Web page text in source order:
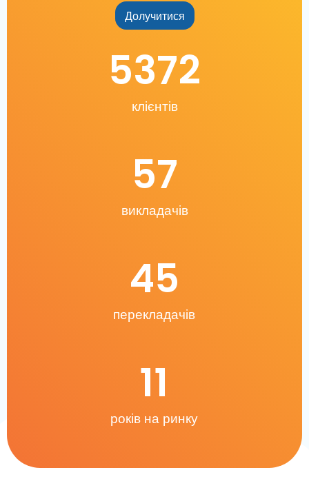
Долучитися
клієнтів
5372
викладачів
57
перекладачів
45
років на ринку
11